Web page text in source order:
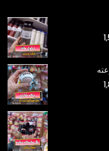
محدوده
محدوده
تومان420,000